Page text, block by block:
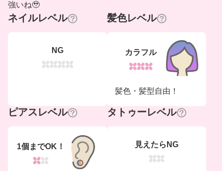
強いね🥹
ネイルレベル
NG
髪色レベル
カラフル
髪色・髪型自由！
ピアスレベル
1個までOK！
タトゥーレベル
見えたらNG